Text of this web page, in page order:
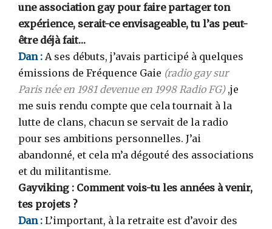
une association gay pour faire partager ton
expérience, serait-ce envisageable, tu l’as peut-
être déjà fait…
Dan : A ses débuts, j’avais participé à quelques
émissions de Fréquence Gaie (radio gay sur
Paris née en 1981 devenue en 1998 Radio FG),je
me suis rendu compte que cela tournait à la
lutte de clans, chacun se servait de la radio
pour ses ambitions personnelles. J’ai
abandonné, et cela m’a dégouté des associations
et du militantisme.
Gayviking : Comment vois-tu les années à venir,
tes projets ?
Dan : L’important, à la retraite est d’avoir des